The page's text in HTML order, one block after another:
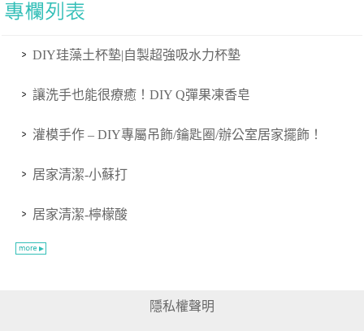
DIY珪藻土杯墊|自製超強吸水力杯墊
讓洗手也能很療癒！DIY Q彈果凍香皂
灌模手作 – DIY專屬吊飾/鑰匙圈/辦公室居家擺飾！
居家清潔-小蘇打
居家清潔-檸檬酸
隱私權聲明